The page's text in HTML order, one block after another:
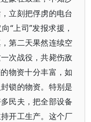
立刻把俘虏的电台
“上司”发报求援，
第二天果然连续空
次战役，共毙伤敌
物资十分丰富，如
锁的物资。特别是
民夫，把全部设备
开工生产。这个厂